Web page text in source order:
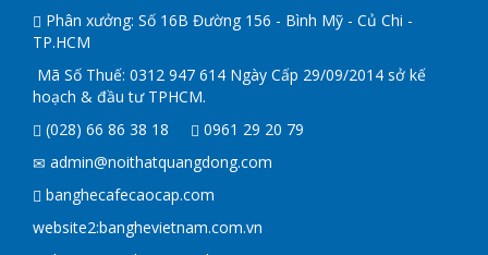
Phân xưởng: Số 16B Đường 156 - Bình Mỹ - Củ Chi -
TP.HCM
Mã Số Thuế: 0312 947 614 Ngày Cấp 29/09/2014 sở kế
hoạch & đầu tư TPHCM.
(028) 66 86 38 18
0961 29 20 79
admin@noithatquangdong.com
banghecafecaocap.com
website2:banghevietnam.com.vn